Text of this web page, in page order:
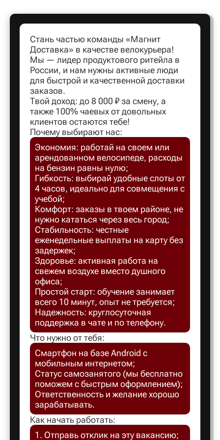
Артем
Ачинск
Балаково
Балахна
Барнаул
Безенчук
Белая
Стань частью команды «Магнит
Доставка» в качестве велокурьера!
Мы — лидер продуктового ритейла в
России, и нам нужны активные люди
для быстрой и качественной доставки
заказов.
Твой доход: до 8 000 ₽ за смену, а
также 100% чаевых от довольных
клиентов остаются тебе!
Почему выбирают нас:
Экономия: работай на своем или
арендованном велосипеде, расходы
на бензин равны нулю;
Гибкость: выбирай удобные слоты от
4 часов, идеально для совмещения с
учебой;
Комфорт: заказы в твоем районе, не
нужно кататься через весь город;
Стабильность: честные
еженедельные выплаты на карту без
задержек;
Здоровье: активная работа на
свежем воздухе вместо душного
офиса;
Простой старт: обучение занимает
всего 10 минут, опыт не требуется;
Надежность: круглосуточная
поддержка в чате и по телефону.
Что нужно от тебя:
Смартфон на базе Android с
мобильным интернетом;
Статус самозанятого (мы бесплатно
поможем с быстрым оформлением);
Ответственность и желание хорошо
зарабатывать.
Как начать работать:
1. Отправь отклик на эту вакансию;